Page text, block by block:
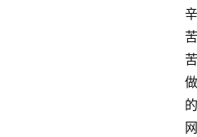
辛
苦
苦
做
的
网